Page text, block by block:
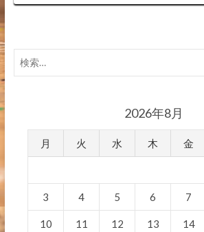
技
ロ
開
2026年8月
月 火 水 木 金
3 4 5 6 7
10 11 12 13 14